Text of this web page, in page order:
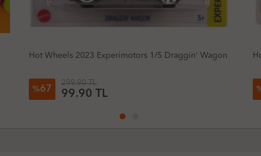
Hot Wheels 2025 Factory Fresh Morgan Super 3
%67
299.90 TL
99.90 TL